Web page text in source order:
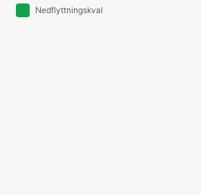
Nedflyttningskval